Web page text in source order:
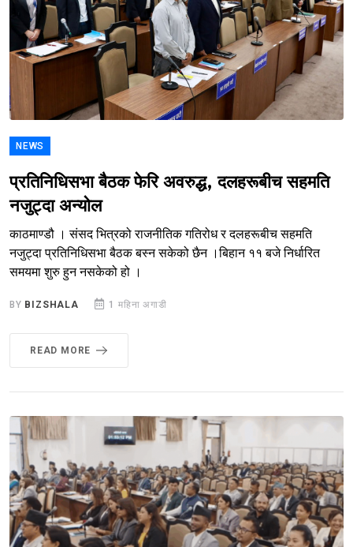
NEWS
प्रतिनिधिसभा बैठक फेरि अवरुद्ध, दलहरूबीच सहमति
नजुट्दा अन्योल
काठमाण्डौ । संसद भित्रको राजनीतिक गतिरोध र दलहरूबीच सहमति
नजुट्दा प्रतिनिधिसभा बैठक बस्न सकेको छैन ।बिहान ११ बजे निर्धारित
समयमा शुरु हुन नसकेको हो ।
BY BIZSHALA 1 महिना अगाडी
READ MORE